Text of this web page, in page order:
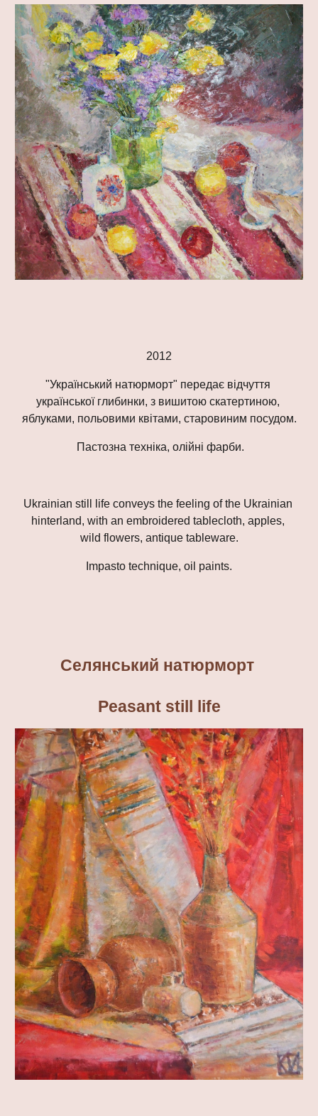
2012
"Український натюрморт" передає відчуття
української глибинки, з вишитою скатертиною,
яблуками, польовими квітами, старовиним посудом.
Пастозна техніка, олійні фарби.
Ukrainian still life conveys the feeling of the Ukrainian
hinterland, with an embroidered tablecloth, apples,
wild flowers, antique tableware.
Impasto technique, oil paints.
Селянський натюрморт
Peasant still life